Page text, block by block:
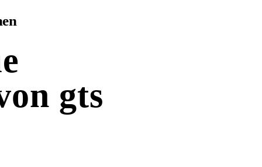
gts